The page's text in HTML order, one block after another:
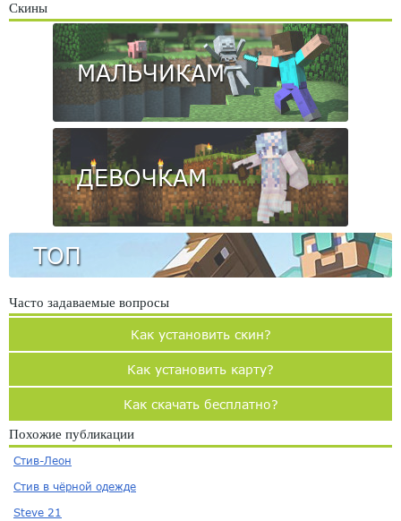
Скины
МАЛЬЧИКАМ
ДЕВОЧКАМ
ТОП
Часто задаваемые вопросы
Как установить скин?
Как установить карту?
Как скачать бесплатно?
Похожие публикации
Стив-Леон
Стив в чёрной одежде
Steve 21